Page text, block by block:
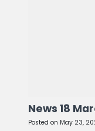
News 18
Posted on May 23,